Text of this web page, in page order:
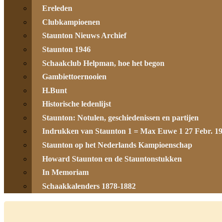
Ereleden
Clubkampioenen
Staunton Nieuws Archief
Staunton 1946
Schaakclub Helpman, hoe het begon
Gambiettoernooien
H.Bunt
Historische ledenlijst
Staunton: Notulen, geschiedenissen en partijen
Indrukken van Staunton 1 = Max Euwe 1 27 Febr.
Staunton op het Nederlands Kampioenschap
Howard Staunton en de Stauntonstukken
In Memoriam
Schaakkalenders 1878-1882